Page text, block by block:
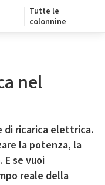
Tutte le
colonnine
nel
di ricarica elettrica.
la potenza, la
se vuoi
reale della